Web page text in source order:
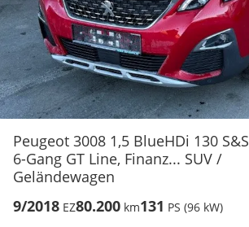
Peugeot 3008 1,5 BlueHDi 130 S&S
6-Gang GT Line, Finanz... SUV /
Geländewagen
9/2018 EZ80.200 km131 PS (96 kW)